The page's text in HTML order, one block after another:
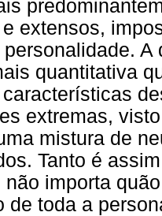
extensos,
quantitativa
extremas,
mistura de
Tanto é
não importa
de toda a